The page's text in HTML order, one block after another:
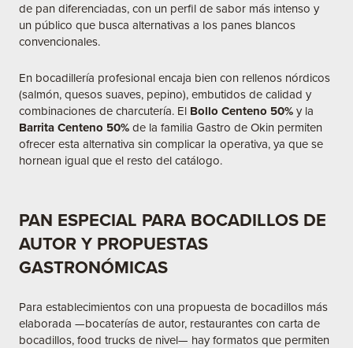
de pan diferenciadas, con un perfil de sabor más intenso y
un público que busca alternativas a los panes blancos
convencionales.
En bocadillería profesional encaja bien con rellenos nórdicos
(salmón, quesos suaves, pepino), embutidos de calidad y
combinaciones de charcutería. El Bollo Centeno 50% y la
Barrita Centeno 50% de la familia Gastro de Okin permiten
ofrecer esta alternativa sin complicar la operativa, ya que se
hornean igual que el resto del catálogo.
PAN ESPECIAL PARA BOCADILLOS DE
AUTOR Y PROPUESTAS
GASTRONÓMICAS
Para establecimientos con una propuesta de bocadillos más
elaborada —bocaterías de autor, restaurantes con carta de
bocadillos, food trucks de nivel— hay formatos que permiten